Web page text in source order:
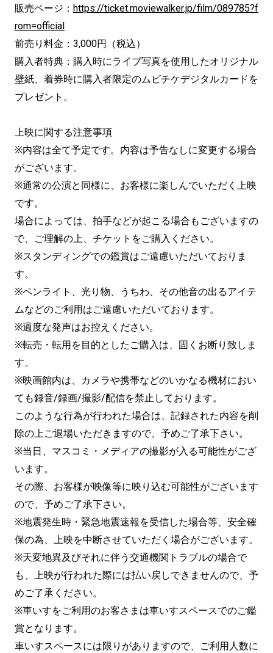
販売ページ： https://ticket.moviewalker.jp/film/089785?f
rom=official
前売り料金：3,000円（税込）
購入者特典：購入時にライブ写真を使用したオリジナル
壁紙、着券時に購入者限定のムビチケデジタルカードを
プレゼント。
上映に関する注意事項
※内容は全て予定です。内容は予告なしに変更する場合
がございます。
※通常の公演と同様に、お客様に楽しんでいただく上映
です。
場合によっては、拍手などが起こる場合もございますの
で、ご理解の上、チケットをご購入ください。
※スタンディングでの鑑賞はご遠慮いただいておりま
す。
※ペンライト、光り物、うちわ、その他音の出るアイテ
ムなどのご利用はご遠慮いただいております。
※過度な発声はお控えください。
※転売・転用を目的としたご購入は、固くお断り致しま
す。
※映画館内は、カメラや携帯などのいかなる機材におい
ても録音/録画/撮影/配信を禁止しております。
このような行為が行われた場合は、記録された内容を削
除の上ご退場いただきますので、予めご了承下さい。
※当日、マスコミ・メディアの撮影が入る可能性がござ
います。
その際、お客様が映像等に映り込む可能性がございます
ので、予めご了承下さい。
※地震発生時・緊急地震速報を受信した場合等、安全確
保の為、上映を中断させていただく場合がございます。
※天変地異及びそれに伴う交通機関トラブルの場合で
も、上映が行われた際には払い戻しできませんので、予
めご了承ください。
※車いすをご利用のお客さまは車いすスペースでのご鑑
賞となります。
車いすスペースには限りがありますので、ご利用人数に